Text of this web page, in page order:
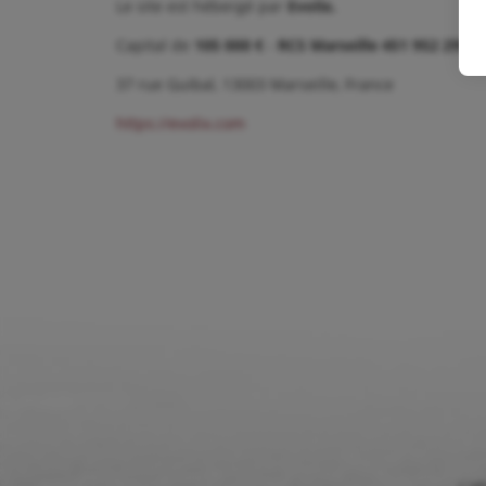
Le site est hébergé par
Evolix.
Capital de
105 000 €
RCS Marseille 451 952 295
37 rue Guibal, 13003 Marseille, France
https://evolix.com